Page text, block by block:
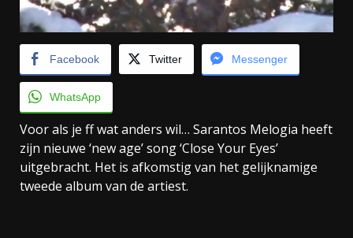
Facebook Twitter Messenger
WhatsApp
Voor als je ff wat anders wil… Sarantos Melogia heeft
zijn nieuwe ‘new age’ song ‘Close Your Eyes’
uitgebracht. Het is afkomstig van het gelijknamige
tweede album van de artiest.